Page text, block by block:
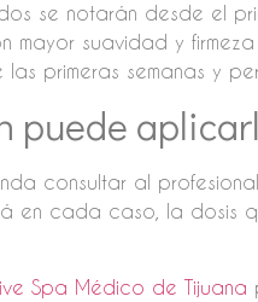
se notarán desde el
mayor suavidad y
primeras semanas y
puede
consultar al
en cada caso, la dosis
Spa Médico de Tijuana